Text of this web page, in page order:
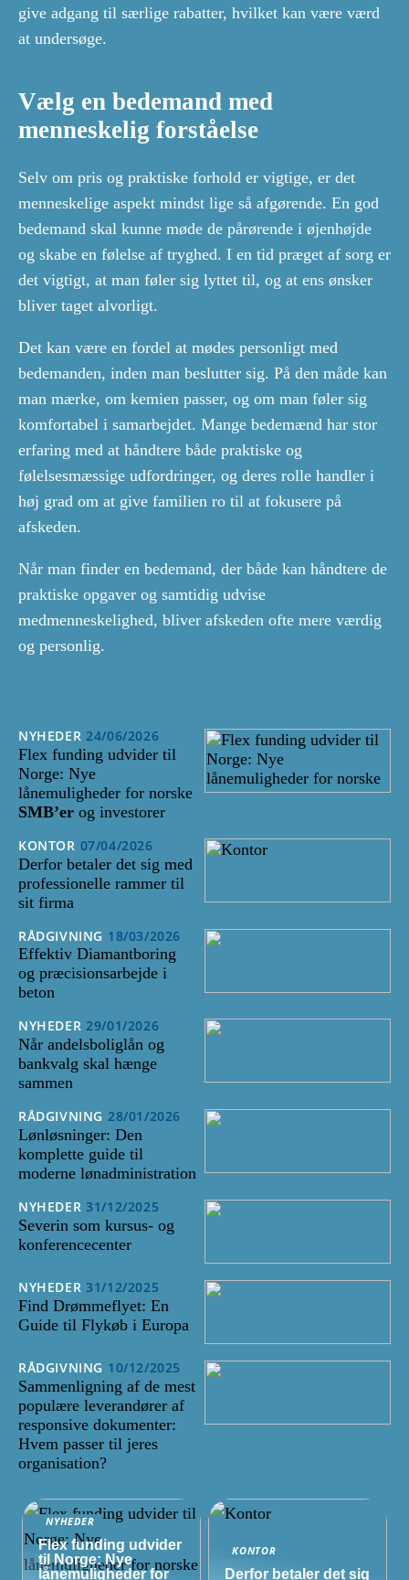
give adgang til særlige rabatter, hvilket kan være værd
at undersøge.
Vælg en bedemand med
menneskelig forståelse
Selv om pris og praktiske forhold er vigtige, er det
menneskelige aspekt mindst lige så afgørende. En god
bedemand skal kunne møde de pårørende i øjenhøjde
og skabe en følelse af tryghed. I en tid præget af sorg er
det vigtigt, at man føler sig lyttet til, og at ens ønsker
bliver taget alvorligt.
Det kan være en fordel at mødes personligt med
bedemanden, inden man beslutter sig. På den måde kan
man mærke, om kemien passer, og om man føler sig
komfortabel i samarbejdet. Mange bedemænd har stor
erfaring med at håndtere både praktiske og
følelsesmæssige udfordringer, og deres rolle handler i
høj grad om at give familien ro til at fokusere på
afskeden.
Når man finder en bedemand, der både kan håndtere de
praktiske opgaver og samtidig udvise
medmenneskelighed, bliver afskeden ofte mere værdig
og personlig.
NYHEDER 24/06/2026
Flex funding udvider til
Norge: Nye
lånemuligheder for norske
SMB’er og investorer
KONTOR 07/04/2026
Derfor betaler det sig med
professionelle rammer til
sit firma
RÅDGIVNING 18/03/2026
Effektiv Diamantboring
og præcisionsarbejde i
beton
NYHEDER 29/01/2026
Når andelsboliglån og
bankvalg skal hænge
sammen
RÅDGIVNING 28/01/2026
Lønløsninger: Den
komplette guide til
moderne lønadministration
NYHEDER 31/12/2025
Severin som kursus- og
konferencecenter
NYHEDER 31/12/2025
Find Drømmeflyet: En
Guide til Flykøb i Europa
RÅDGIVNING 10/12/2025
Sammenligning af de mest
populære leverandører af
responsive dokumenter:
Hvem passer til jeres
organisation?
NYHEDER
Flex funding udvider
til Norge: Nye
lånemuligheder for
KONTOR
Derfor betaler det sig